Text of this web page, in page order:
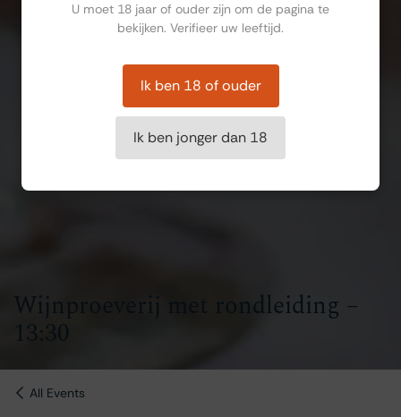
Wijnproeverij met rondleiding –
13:30
All Events
U moet 18 jaar of ouder zijn om de pagina te
bekijken. Verifieer uw leeftijd.
Ik ben 18 of ouder
Ik ben jonger dan 18